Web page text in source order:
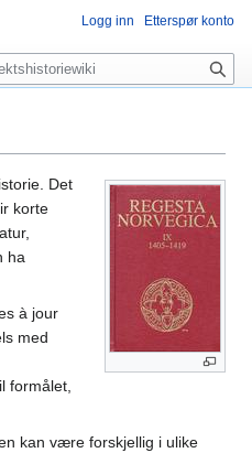
Det
korte
ha
à jour
med
formålet,
kan være forskjellig i ulike
Logg inn Etterspør konto